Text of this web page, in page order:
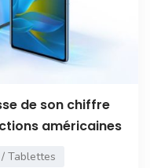
de son chiffre
américaines
Tablettes